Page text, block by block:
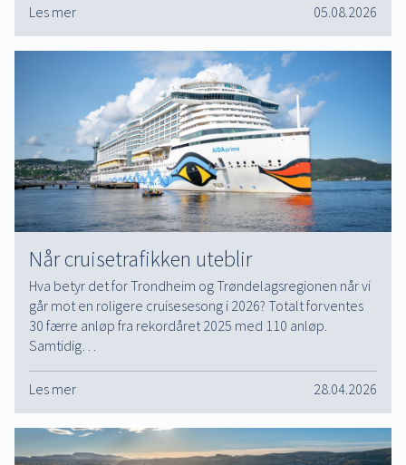
Les mer 05.08.2026
Når cruisetrafikken uteblir
Hva betyr det for Trondheim og Trøndelagsregionen når vi
går mot en roligere cruisesesong i 2026? Totalt forventes
30 færre anløp fra rekordåret 2025 med 110 anløp.
Samtidig…
Les mer 28.04.2026